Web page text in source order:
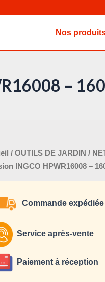
Nos
–
/ OUTILS DE JARDIN /
INGCO HPWR16008 –
Commande
Service après-vente
Paiement à réception
Le
prix